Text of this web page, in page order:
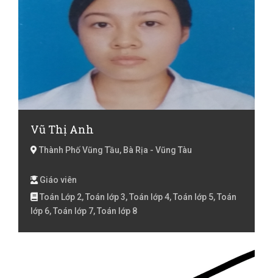
Vũ Thị Anh
Thành Phố Vũng Tầu, Bà Rịa - Vũng Tàu
Giáo viên
Toán Lớp 2, Toán lớp 3, Toán lớp 4, Toán lớp 5, Toán
lớp 6, Toán lớp 7, Toán lớp 8